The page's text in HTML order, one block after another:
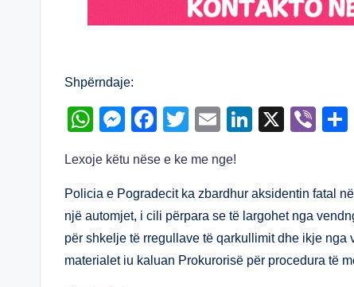
Shpërndaje:
W
at
s
A
p
p
M
ss
e
n
g
er
F
c
e
b
o
o
T
tt
er
E
ail
Li
e
dI
n
X
Vi
Lexoje këtu nëse e ke me nge!
Policia e Pogradecit ka zbardhur aksidentin fatal
një automjet, i cili përpara se të largohet nga
për shkelje të rregullave të qarkullimit dhe ikje
materialet iu kaluan Prokurorisë për procedura të